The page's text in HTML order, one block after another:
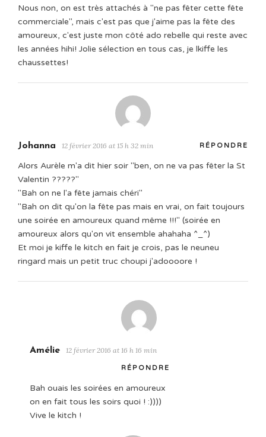
Nous non, on est très attachés à "ne pas fêter cette fête
commerciale", mais c'est pas que j'aime pas la fête des
amoureux, c'est juste mon côté ado rebelle qui reste avec
les années hihi! Jolie sélection en tous cas, je lkiffe les
chaussettes!
Johanna 12 février 2016 at 15 h 32 min RÉPONDRE
Alors Aurèle m'a dit hier soir "ben, on ne va pas fêter la St
Valentin ?????"
"Bah on ne l'a fête jamais chéri"
"Bah on dit qu'on la fête pas mais en vrai, on fait toujours
une soirée en amoureux quand même !!!" (soirée en
amoureux alors qu'on vit ensemble ahahaha ^_^)
Et moi je kiffe le kitch en fait je crois, pas le neuneu
ringard mais un petit truc choupi j'adoooore !
Amélie 12 février 2016 at 16 h 16 min
RÉPONDRE
Bah ouais les soirées en amoureux
on en fait tous les soirs quoi ! :))))
Vive le kitch !